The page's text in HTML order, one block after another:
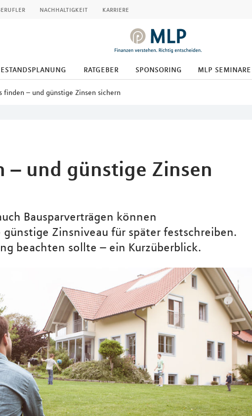
nachhaltigkeit karriere
ratgeber sponsoring mlp seminare
finden – und günstige Zinsen sichern
– und günstige Zinsen
Bausparverträgen können
Zinsniveau für später festschreiben.
beachten sollte – ein Kurzüberblick.